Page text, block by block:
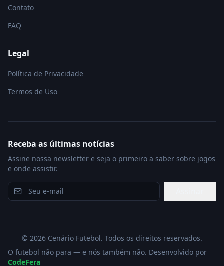
Contato
FAQ
Legal
Política de Privacidade
Termos de Uso
Receba as últimas notícias
Assine nossa newsletter e seja o primeiro a saber sobre jogos
e onde assistir.
© 2026Cenário Futebol. Todos os direitos reservados.
O futebol não para — e nós também não. Desenvolvido por
CodeFera